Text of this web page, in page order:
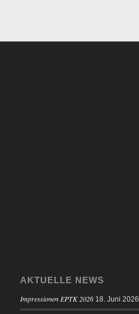
AKTUELLE NEWS
Impressionen EPTK 2026 18. Juni 2026